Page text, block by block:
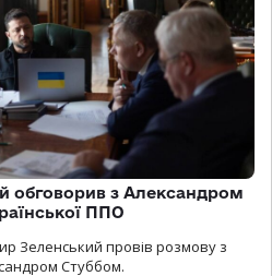
обговорив з Александром
ППО
Зеленський провів розмову з
Стуббом.